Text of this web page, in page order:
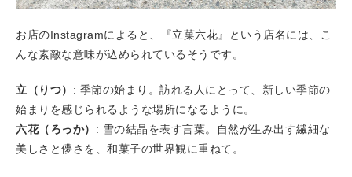
お店のInstagramによると、『立菓六花』という店名には、こ
んな素敵な意味が込められているそうです。
立（りつ） : 季節の始まり。訪れる人にとって、新しい季節の
始まりを感じられるような場所になるように。
六花（ろっか） : 雪の結晶を表す言葉。自然が生み出す繊細な
美しさと儚さを、和菓子の世界観に重ねて。